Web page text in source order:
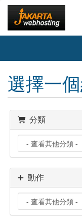
選擇一
分類
動作